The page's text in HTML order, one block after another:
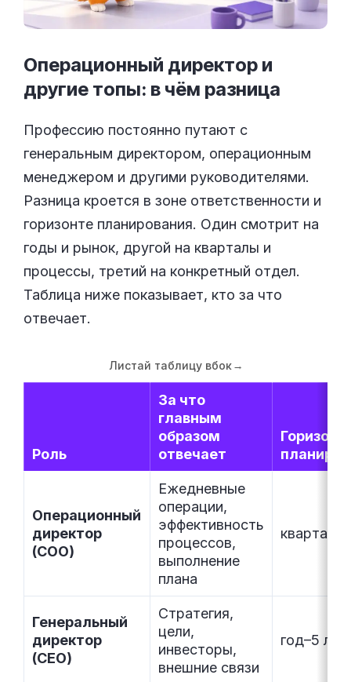
Операционный директор и
другие топы: в чём разница
Профессию постоянно путают с
генеральным директором, операционным
менеджером и другими руководителями.
Разница кроется в зоне ответственности и
горизонте планирования. Один смотрит на
годы и рынок, другой на кварталы и
процессы, третий на конкретный отдел.
Таблица ниже показывает, кто за что
отвечает.
Листай таблицу вбок→
Роль
За что
главным
образом
отвечает
Горизонт
Операционный
директор
(COO)
Ежедневные
операции,
эффективность
процессов,
выполнение
плана
Генеральный
директор
(CEO)
Стратегия,
цели,
инвесторы,
внешние связи
год–5 лет